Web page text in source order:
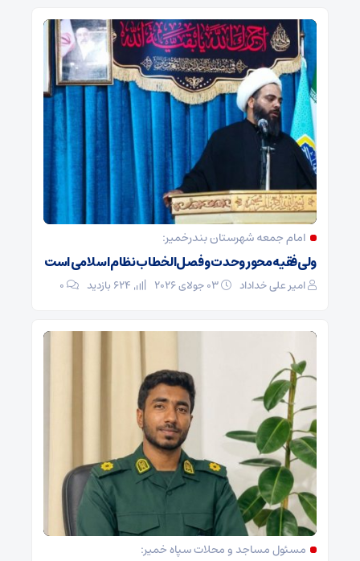
امام جمعه شهرستان بندرخمیر:
ولی‌فقیه محور وحدت و فصل‌الخطاب نظام اسلامی است
امیر علی خداداد 0
مسئول مساجد و محلات سپاه خمیر: